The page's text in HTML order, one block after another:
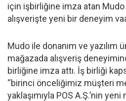
için işbirliğine imza atan Mudo
alışverişte yeni bir deneyim
Mudo ile donanım ve yazılım
mağazada alışveriş
birliğine imza attı. İş birliği
“birinci önceliğimiz müşteri
yaklaşımıyla POS A.Ş.’nin